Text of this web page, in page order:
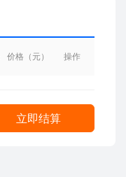
价格（元） 操作
立即结算